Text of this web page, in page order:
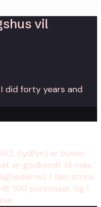
vil
Sydfyn) er byens
er godkendt til max.
I den store
100 personser, og i